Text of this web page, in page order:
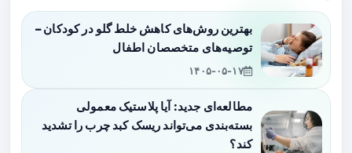
بهترین روش‌های کاهش خلط گلو در کودکان –
توصیه‌های متخصصان اطفال
۱۴۰۵-۰۵-۱۷
مطالعه‌ای جدید: آیا پلاستیک معمولی
بسته‌بندی می‌تواند ریسک کبد چرب را تشدید
کند؟